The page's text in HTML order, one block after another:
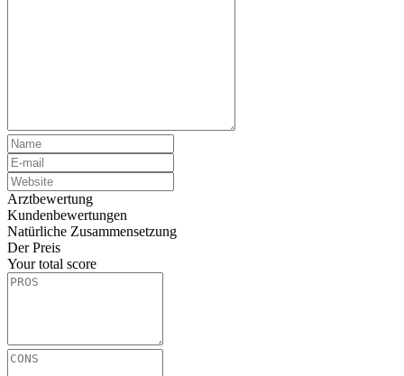
Arztbewertung
Kundenbewertungen
Natürliche Zusammensetzung
Der Preis
Your total score